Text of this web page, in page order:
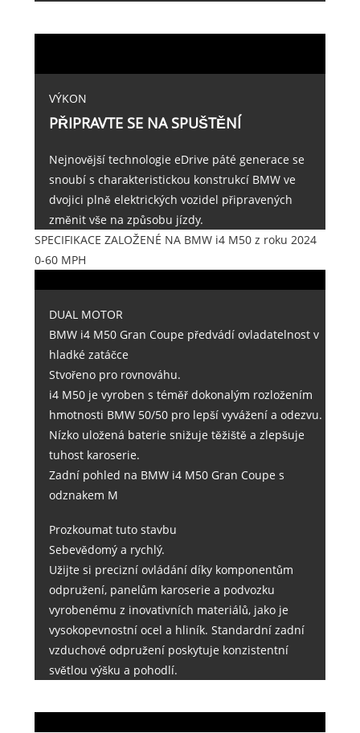
VÝKON
PŘIPRAVTE SE NA SPUŠTĚNÍ
Nejnovější technologie eDrive páté generace se
snoubí s charakteristickou konstrukcí BMW ve
dvojici plně elektrických vozidel připravených
změnit vše na způsobu jízdy.
SPECIFIKACE ZALOŽENÉ NA BMW i4 M50 z roku 2024
0-60 MPH
DUAL MOTOR
BMW i4 M50 Gran Coupe předvádí ovladatelnost v
hladké zatáčce
Stvořeno pro rovnováhu.
i4 M50 je vyroben s téměř dokonalým rozložením
hmotnosti BMW 50/50 pro lepší vyvážení a odezvu.
Nízko uložená baterie snižuje těžiště a zlepšuje
tuhost karoserie.
Zadní pohled na BMW i4 M50 Gran Coupe s
odznakem M
Prozkoumat tuto stavbu
Sebevědomý a rychlý.
Užijte si precizní ovládání díky komponentům
odpružení, panelům karoserie a podvozku
vyrobenému z inovativních materiálů, jako je
vysokopevnostní ocel a hliník. Standardní zadní
vzduchové odpružení poskytuje konzistentní
světlou výšku a pohodlí.